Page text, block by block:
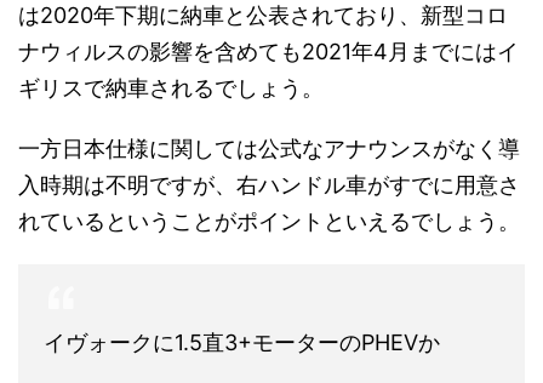
は2020年下期に納車と公表されており、新型コロ
ナウィルスの影響を含めても2021年4月までにはイ
ギリスで納車されるでしょう。
一方日本仕様に関しては公式なアナウンスがなく導
入時期は不明ですが、右ハンドル車がすでに用意さ
れているということがポイントといえるでしょう。
イヴォークに1.5直3+モーターのPHEVか